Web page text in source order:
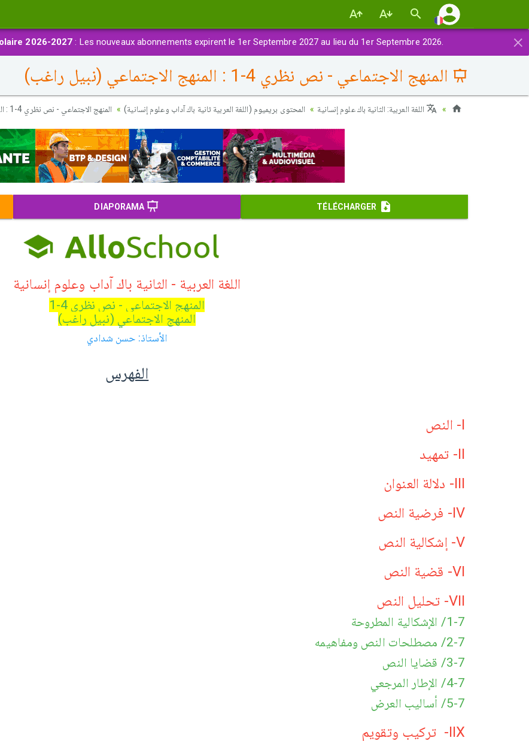
×
2026-2027 : Les nouveaux abonnements expirent le 1er Septembre 2027 au lieu du 1er Septembre 2026.
المنهج الاجتماعي - نص نظري 4-1 : المنهج الاجتماعي (نبيل راغب)
اللغة العربية: الثانية باك علوم إنسانية المحتوى بريميوم (اللغة العربية ثانية باك آداب وعلوم إنسانية) المنهج الاجتماعي - نص نظري 4-1 : المنهج الاجتماعي (نبيل راغب)
TÉLÉCHARGER
DIAPORAMA
اللغة العربية - الثانية باك آداب وعلوم إنسانية
المنهج الاجتماعي - نص نظري 4-1
المنهج الاجتماعي (نبيل راغب)
الأستاذ: حسن شدادي
الفهرس
I- النص
II- تمهيد
III- دلالة العنوان
IV- فرضية النص
V- إشكالية النص
VI- قضية النص
VII- تحليل النص
1-7/ الإشكالية المطروحة
2-7/ مصطلحات النص ومفاهيمه
3-7/ قضايا النص
4-7/ الإطار المرجعي
5-7/ أساليب العرض
IIX- تركيب وتقويم